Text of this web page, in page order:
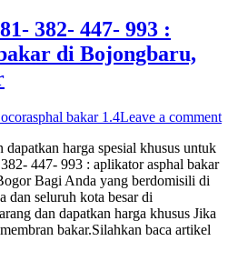
382- 447- 993 :
di Bojongbaru,
asphal bakar 1.4Leave a comment
harga spesial khusus untuk
447- 993 : aplikator asphal bakar
Bagi Anda yang berdomisili di
dan seluruh kota besar di
dan dapatkan harga khusus Jika
bakar.Silahkan baca artikel